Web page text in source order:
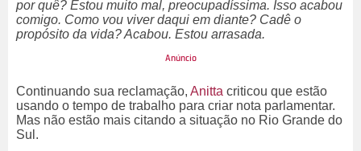
por quê? Estou muito mal, preocupadíssima. Isso acabou
comigo. Como vou viver daqui em diante? Cadê o
propósito da vida? Acabou. Estou arrasada.
Continuando sua reclamação, Anitta criticou que estão
usando o tempo de trabalho para criar nota parlamentar.
Mas não estão mais citando a situação no Rio Grande do
Sul.